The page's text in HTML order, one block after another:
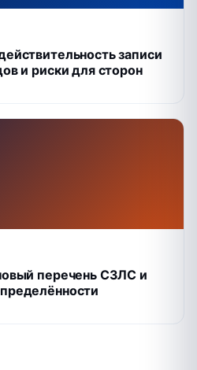
записи
и риски для сторон
перечень СЗЛС и